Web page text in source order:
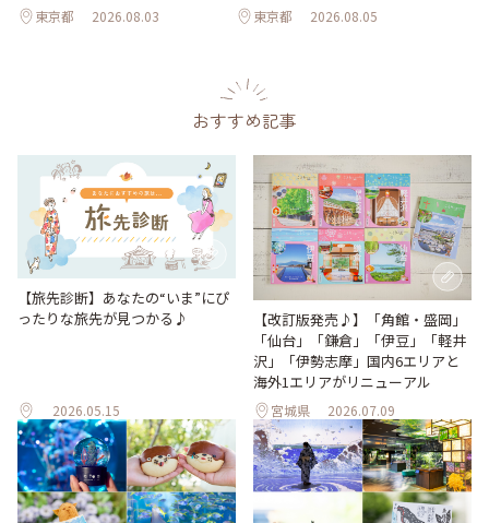
東京都 2026.08.03 東京都 2026.08.05
おすすめ記事
【旅先診断】あなたの“いま”にぴ
ったりな旅先が見つかる♪
2026.05.15
【改訂版発売♪】「角館・盛岡」
「仙台」「鎌倉」「伊豆」「軽井
沢」「伊勢志摩」国内6エリアと
海外1エリアがリニューアル
宮城県 2026.07.09